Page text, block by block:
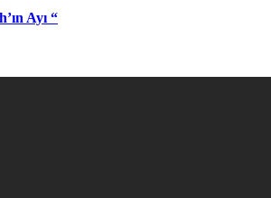
Ayı “